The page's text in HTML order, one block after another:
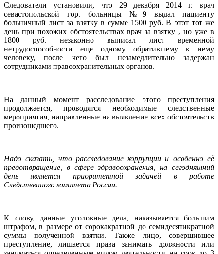
Следователи установили, что 29 декабря 2014 г. врач
севастопольской гор. больницы №9 выдал пациенту
больничный лист за взятку в сумме 1500 руб. В этот тот же
день при похожих обстоятельствах врач за взятку , но уже в
1800 руб. незаконно выписал лист временной
нетрудоспособности еще одному обратившему к нему
человеку, после чего был незамедлительно задержан
сотрудниками правоохранительных органов.
На данный момент расследование этого преступления
продолжается, проводятся необходимые следственные
мероприятия, направленные на выявление всех обстоятельств
произошедшего.
Надо сказать, что расследование коррупции и особенно её
предотвращение, в сфере здравоохранения, на сегодняшний
день является приоритетной задачей в работе
Следственного комитета России.
К слову, данные уголовные дела, наказывается большим
штрафом, в размере от сорокакратной до семидесятикратной
суммы полученной взятки. Также лицо, совершившее
преступление, лишается права занимать должности или